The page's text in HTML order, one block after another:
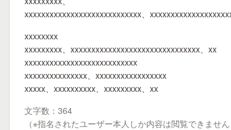
xxxxxxxxxxxxxxxxxxxxxxxxxxxx、
xxxxxxxx
xxxxxxxxx、xxxxxxxxxxxxxxxxxxxxxxxxxxxxxxx、xx
xxxxxxxxxxxxxxxxxxxxxxxxxxx
xxxxxxxxxxxxxxx、xxxxxxxxxxxxxxxxx
xxxxx、xxxxxxxxxx、xxxxxxxxx、xx
文字数：364
（※指名されたユーザー本人しか内容は閲覧できません